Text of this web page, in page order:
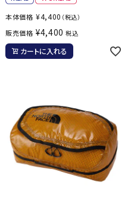
本体価格 ¥4,400 （税込）
販売価格 ¥4,400 税込
カートに入れる